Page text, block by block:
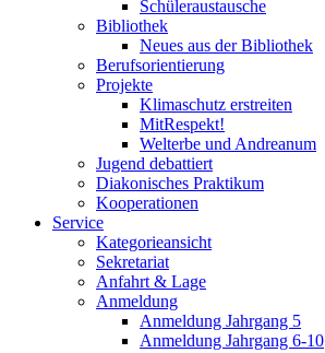
Schüleraustausche
Bibliothek
Neues aus der Bibliothek
Berufsorientierung
Projekte
Klimaschutz erstreiten
MitRespekt!
Welterbe und Andreanum
Jugend debattiert
Diakonisches Praktikum
Kooperationen
Service
Kategorieansicht
Sekretariat
Anfahrt & Lage
Anmeldung
Anmeldung Jahrgang 5
Anmeldung Jahrgang 6-10